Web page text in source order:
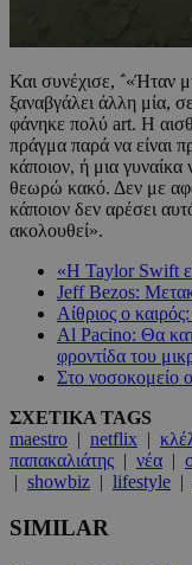
Και συνέχισε, ΅«Ήταν
ξαναβγάλει άλλη μία,
φάνηκε πολύ art. Η
πράγμα παρά να είναι
κάποιον, ή μια γυναίκα
θεωρώ κακό. Δεν με
κάποιον δεν αρέσει
ακολουθεί».
«Η Taylor Swift
Jeff Bezos:
Αίθριος ο
Al Pacino: Θα
φροντίδα του
Στο νοσοκομείο
ΣΧΕΤΙΚΑ TAGS
maestro | netflix |
παπακαλιάτης | νέα |
| showbiz | lifestyle |
SIMILAR